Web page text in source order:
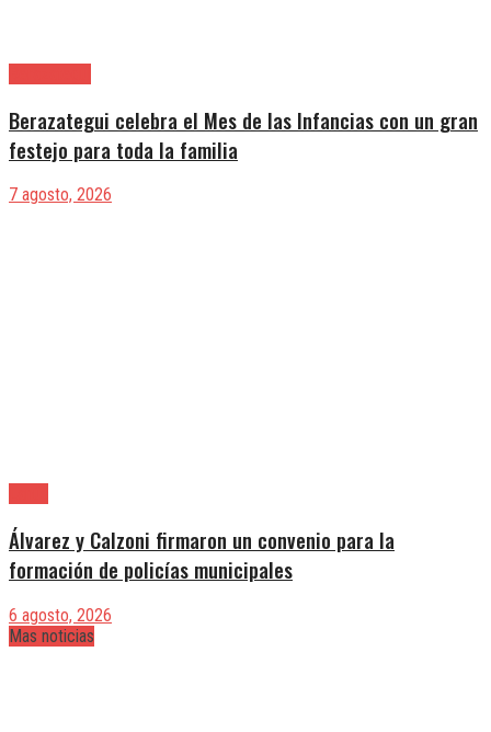
Berazategui celebra el Mes de las Infancias con un gran
festejo para toda la familia
7 agosto, 2026
Álvarez y Calzoni firmaron un convenio para la
formación de policías municipales
6 agosto, 2026
Mas noticias